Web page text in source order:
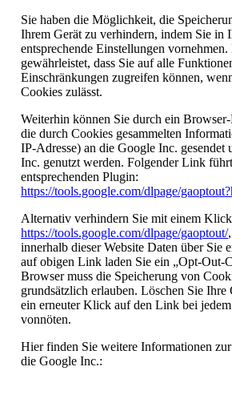
Sie haben die Möglichkeit, die
Ihrem Gerät zu verhindern, indem Sie in
entsprechende Einstellungen
gewährleistet, dass Sie auf alle
Einschränkungen zugreifen können,
Cookies zulässt.
Weiterhin können Sie durch ein
die durch Cookies gesammelten
IP-Adresse) an die Google Inc. gesendet
Inc. genutzt werden. Folgender Link
entsprechenden Plugin:
https://tools.google.com/dlpage/
Alternativ verhindern Sie mit einem
https://tools.google.com/dlpage/gaoptout/
innerhalb dieser Website Daten über Sie
auf obigen Link laden Sie ein „Opt-Out-
Browser muss die Speicherung von
grundsätzlich erlauben. Löschen Sie Ihre
ein erneuter Klick auf den Link bei
vonnöten.
Hier finden Sie weitere Informationen
die Google Inc.: